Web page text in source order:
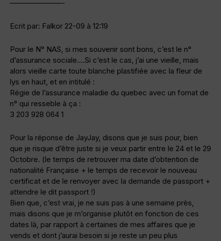
———————-
Ecrit par: Falkor 22-09 à 12:19
Pour le N° NAS, si mes souvenir sont bons, c’est le n°
d’assurance sociale….Si c’est le cas, j’ai une vieille, mais
alors vieille carte toute blanche plastifiée avec la fleur de
lys en haut, et en intitulé :
Régie de l’assurance maladie du quebec avec un fomat de
n° qui resseble à ça :
3 203 928 064 1
Pour la réponse de JayJay, disons que je suis pour, bien
que je risque d’être juste si je veux partir entre le 24 et le 29
Octobre. (le temps de retrouver ma date d’obtention de
nationalité Française + le temps de recevoir le nouveau
certificat et de le renvoyer avec la demande de passport +
attendre le dit passport !)
Bien que, c’est vrai, je ne suis pas à une semaine près,
mais disons que je m’organise plutôt en fonction de ces
dates là, par rapport à certaines de mes affaires que je
vends et dont j’aurai besoin si je reste un peu plus